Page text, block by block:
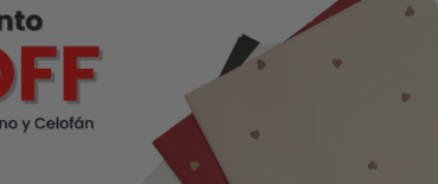
flores de Floralife®, está diseñado para ser
y amas de casa que requieren
el tratamiento de sus flores.